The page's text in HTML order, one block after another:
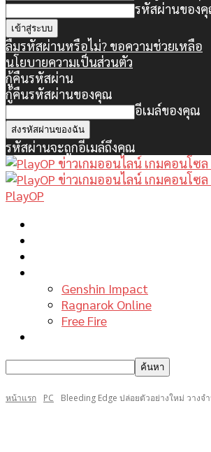
รหัสผ่านของ
ลืมรหัสผ่านหรือไม่? ขอความช่วยเหลือ
นโยบายความเป็นส่วนตัว
กู้คืนรหัสผ่าน
กู้คืนรหัสผ่านของคุณ
อีเมล์ของคุณ
รหัสผ่านจะถูกอีเมล์ถึงคุณ
PlayOP
Genshin Impact
Ragnarok Online
Free Fire
หน้าแรก PC Bleeding Edge ปล่อยตัวอย่างใหม่ วางจ